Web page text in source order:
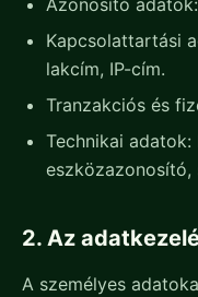
Azonosító
Kapcsolattartási
lakcím, IP-cím.
Tranzakciós és
Technikai
eszközazonosító,
2. Az
A személyes